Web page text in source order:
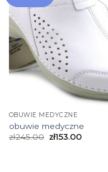
OBUWIE MEDYCZNE
obuwie medyczne
zł245.00 zł153.00